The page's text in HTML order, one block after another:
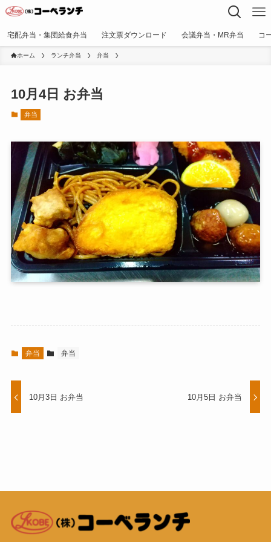
宅配弁当・集団給食弁当 注文票ダウンロード 会議弁当・MR弁当 コ
ホーム ランチ弁当 弁当
10月4日 お弁当
弁当
弁当 弁当
10月3日 お弁当 10月5日 お弁当